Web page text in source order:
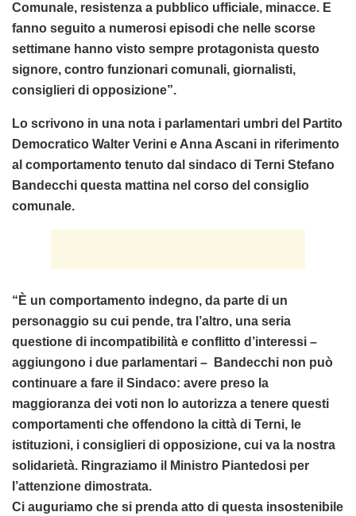
Comunale, resistenza a pubblico ufficiale, minacce. E
fanno seguito a numerosi episodi che nelle scorse
settimane hanno visto sempre protagonista questo
signore, contro funzionari comunali, giornalisti,
consiglieri di opposizione”.
Lo scrivono in una nota i parlamentari umbri del Partito
Democratico Walter Verini e Anna Ascani in riferimento
al comportamento tenuto dal sindaco di Terni Stefano
Bandecchi questa mattina nel corso del consiglio
comunale.
“È un comportamento indegno, da parte di un
personaggio su cui pende, tra l’altro, una seria
questione di incompatibilità e conflitto d’interessi –
aggiungono i due parlamentari – Bandecchi non può
continuare a fare il Sindaco: avere preso la
maggioranza dei voti non lo autorizza a tenere questi
comportamenti che offendono la città di Terni, le
istituzioni, i consiglieri di opposizione, cui va la nostra
solidarietà. Ringraziamo il Ministro Piantedosi per
l’attenzione dimostrata.
Ci auguriamo che si prenda atto di questa insostenibile